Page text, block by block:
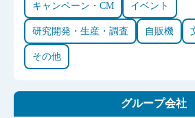
キャンペーン・CM イベント
研究開発・生産・調査 自販機
その他
グループ会社